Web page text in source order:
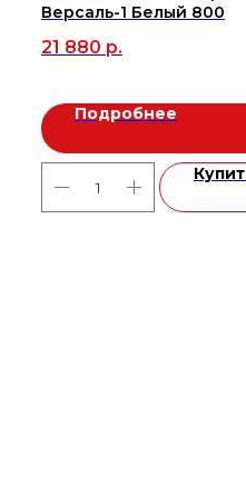
Версаль-1 Белый 800
21 880 р.
Подробнее